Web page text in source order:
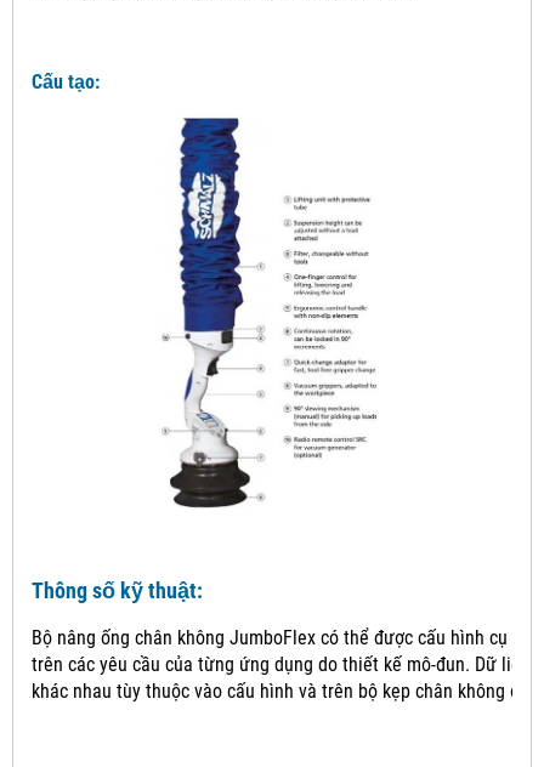
Cấu tạo:
Thông số kỹ thuật:
Bộ nâng ống chân không JumboFlex có thể được cấu hình cụ thể
trên các yêu cầu của từng ứng dụng do thiết kế mô-đun. Dữ liệu
khác nhau tùy thuộc vào cấu hình và trên bộ kẹp chân không